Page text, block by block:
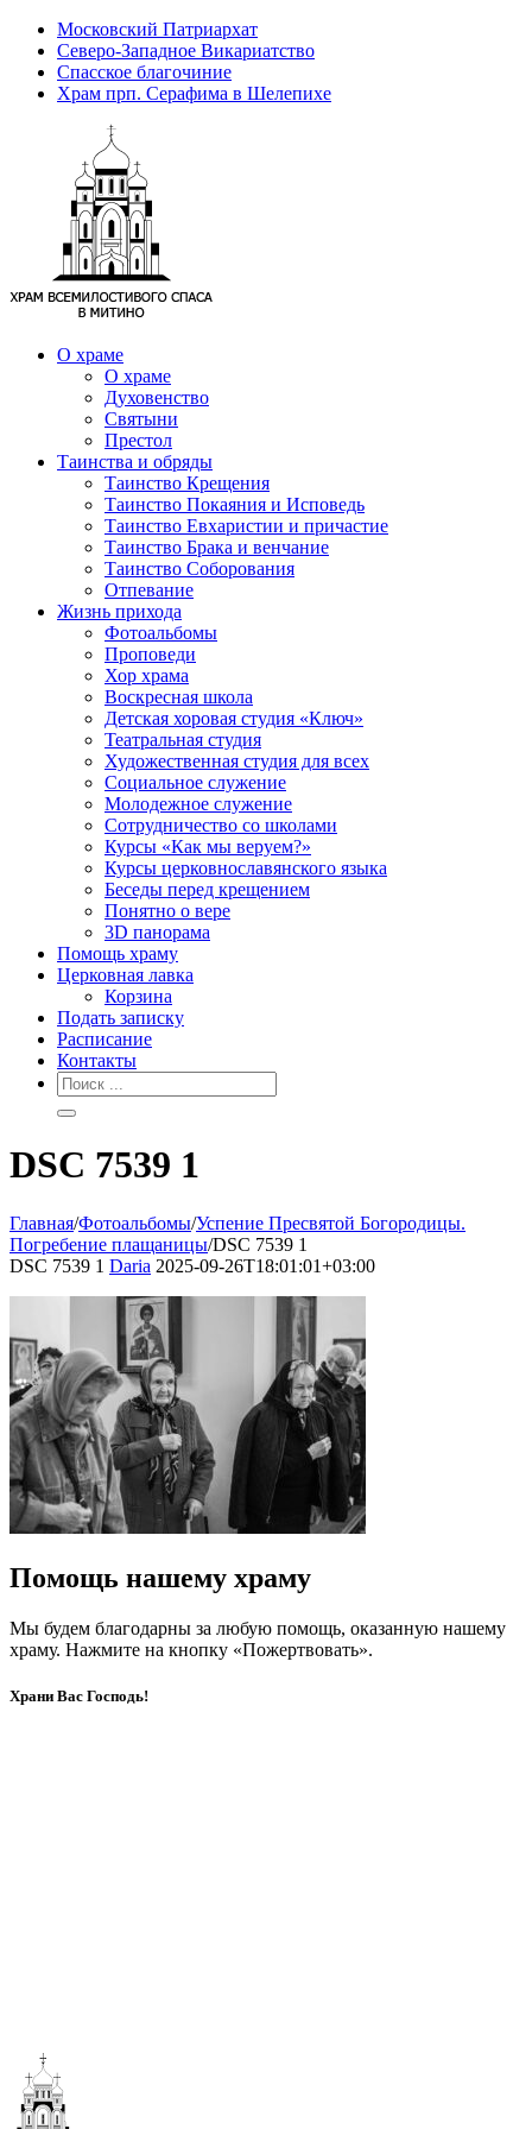
Московский Патриархат
Северо-Западное Викариатство
Спасское благочиние
Храм прп. Серафима в Шелепихе
О храме
О храме
Духовенство
Святыни
Престол
Таинства и обряды
Таинство Крещения
Таинство Покаяния и Исповедь
Таинство Евхаристии и причастие
Таинство Брака и венчание
Таинство Соборования
Отпевание
Жизнь прихода
Фотоальбомы
Проповеди
Хор храма
Воскресная школа
Детская хоровая студия «Ключ»
Театральная студия
Х​удожественная студия для всех
Социальное служение
Молодежное служение
Сотрудничество со школами
Курсы «Как мы веруем?»
Курсы церковнославянского языка
Беседы перед крещением
Понятно о вере
3D панорама
Помощь храму
Церковная лавка
Корзина
Подать записку
Расписание
Контакты
DSC 7539 1
Главная/Фотоальбомы/Успение Пресвятой Богородицы.
Погребение плащаницы/DSC 7539 1
DSC 7539 1 Daria 2025-09-26T18:01:01+03:00
Помощь нашему храму
Мы будем благодарны за любую помощь, оказанную нашему
храму. Нажмите на кнопку «Пожертвовать».
Храни Вас Господь!